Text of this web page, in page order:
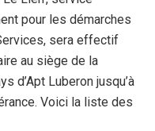
pour les démarches
sera effectif
au siège de la
d’Apt Luberon jusqu’à
Voici la liste des